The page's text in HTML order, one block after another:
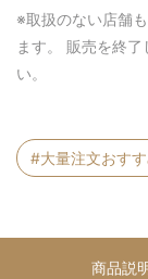
※取扱のない店舗
ます。 販売を終
い。
#大量注文おす
商品説